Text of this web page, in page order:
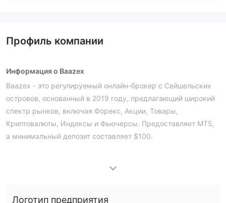
Профиль компании
Информация о Baazex
Baazex - это регулируемый онлайн-брокер с Сейшельских
островов, основанный в 2019 году, предлагающий широкий
спектр рынков, включая Форекс, Акции, Товары,
Криптовалюты, Индексы и Фьючерсы. Предоставляет MT5,
а минимальный депозит составляет $100.
Baazex предлагает брокерские услуги по торговле
Логотип предприятия